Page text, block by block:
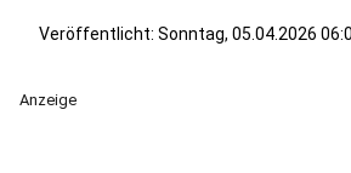
Veröffentlicht: Sonntag, 05.04.2026
Anzeige